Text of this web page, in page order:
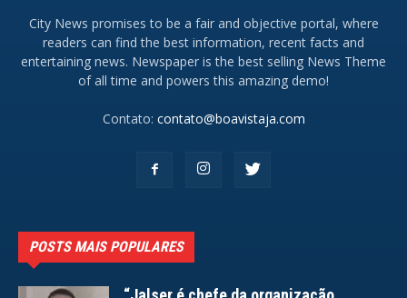
City News promises to be a fair and objective portal, where
readers can find the best information, recent facts and
entertaining news. Newspaper is the best selling News Theme
of all time and powers this amazing demo!
Contato: contato@boavistaja.com
POSTS MAIS POPULARES